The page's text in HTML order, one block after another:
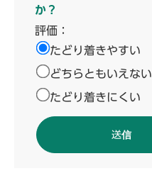
か？
評価：
たどり着きやすい
どちらともいえない
たどり着きにくい